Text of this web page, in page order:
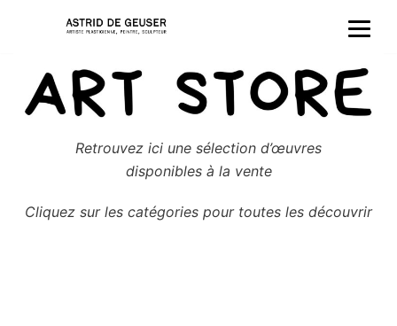
contenu
Retrouvez ici une sélection d’œuvres
disponibles à la vente
Cliquez sur les catégories pour toutes les découvrir